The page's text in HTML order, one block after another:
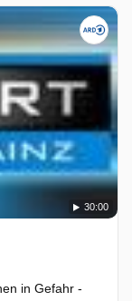
30:00
in Gefahr -